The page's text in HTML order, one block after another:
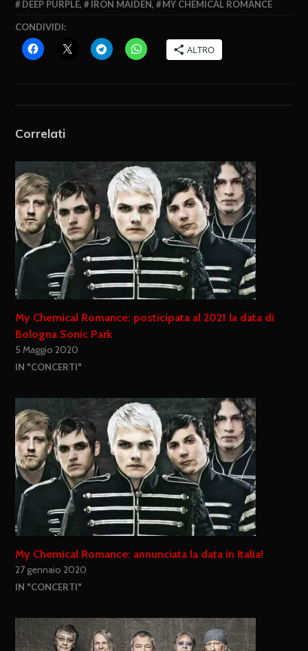
DEEP PURPLE, IRON MAIDEN, MY CHEMICAL ROMANCE
CONDIVIDI:
ALTRO
Correlati
My Chemical Romance: posticipata al 2021 la data di
Bologna Sonic Park
5 Maggio 2020
IN "CONCERTI"
My Chemical Romance: annunciata la data in Italia!
27 gennaio 2020
IN "CONCERTI"